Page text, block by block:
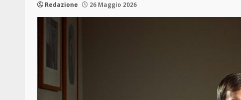
Redazione 26 Maggio 2026